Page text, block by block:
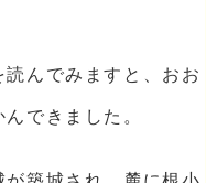
読んでみますと、おお
できました。